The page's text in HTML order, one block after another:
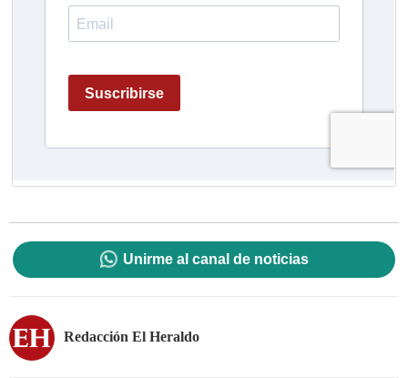
Unirme al canal de noticias
Redacción El Heraldo